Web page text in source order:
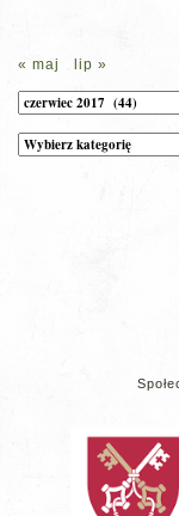
« maj
lip »
Archiwum
Kategorie
wpisów